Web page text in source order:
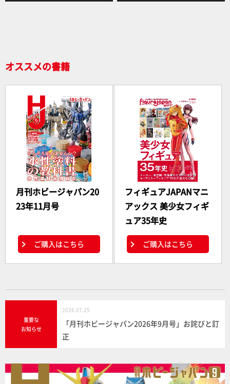
オススメの書籍
月刊ホビージャパン20
23年11月号
ご購入はこちら
フィギュアJAPANマニ
アックス 美少女フィギ
ュア35年史
ご購入はこちら
重要な
お知らせ
2026.07.25
「月刊ホビージャパン2026年9月号」お詫びと訂
正